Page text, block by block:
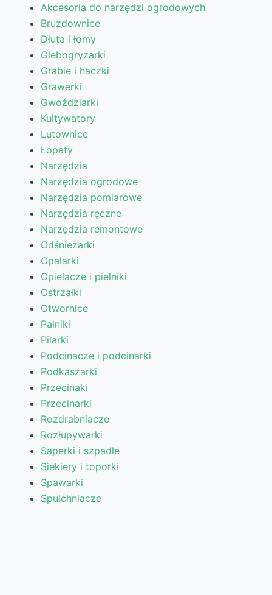
Akcesoria do narzędzi ogrodowych
Bruzdownice
Dłuta i łomy
Glebogryzarki
Grabie i haczki
Grawerki
Gwoździarki
Kultywatory
Lutownice
Łopaty
Narzędzia
Narzędzia ogrodowe
Narzędzia pomiarowe
Narzędzia ręczne
Narzędzia remontowe
Odśnieżarki
Opalarki
Opielacze i pielniki
Ostrzałki
Otwornice
Palniki
Pilarki
Podcinacze i podcinarki
Podkaszarki
Przecinaki
Przecinarki
Rozdrabniacze
Rozłupywarki
Saperki i szpadle
Siekiery i toporki
Spawarki
Spulchniacze